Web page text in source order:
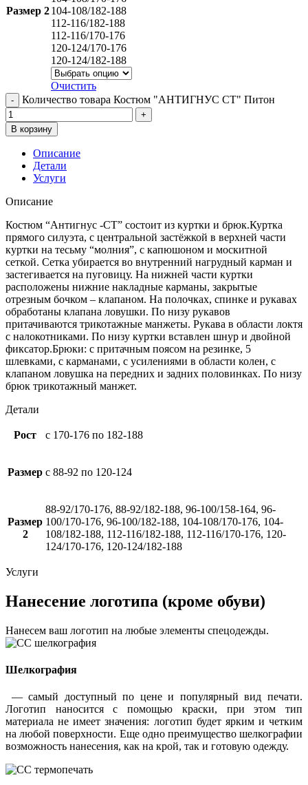
Размер 2104-108/182-188
112-116/182-188
112-116/170-176
120-124/170-176
120-124/182-188
Очистить
Количество товара Костюм "АНТИГНУС СТ" Питон
В корзину
Описание
Детали
Услуги
Описание
Костюм “Антигнус -СТ” состоит из куртки и брюк.Куртка
прямого силуэта, с центральной застёжкой в верхней части
куртки на тесьму “молния”, с капюшоном и москитной
сеткой. Сетка убирается во внутренний нагрудный карман и
застегивается на пуговицу. На нижней части куртки
расположены нижние накладные карманы, закрытые
отрезным бочком – клапаном. На полочках, спинке и рукавах
обработаны клапана ловушки. По низу рукавов
притачиваются трикотажные манжеты. Рукава в области локтя
с налокотниками. По низу куртки вставлен шнур и двойной
фиксатор.Брюки: с притачным поясом на резинке, 5
шлевками, с карманами, с усилениями в области колен, с
клапаном ловушка на передних и задних половинках. По низу
брюк трикотажный манжет.
Детали
Рост с 170-176 по 182-188
Размер с 88-92 по 120-124
Размер
2
88-92/170-176, 88-92/182-188, 96-100/158-164, 96-
100/170-176, 96-100/182-188, 104-108/170-176, 104-
108/182-188, 112-116/182-188, 112-116/170-176, 120-
124/170-176, 120-124/182-188
Услуги
Нанесение логотипа (кроме обуви)
Нанесем ваш логотип на любые элементы спецодежды.
Шелкография
— самый доступный по цене и популярный вид печати.
Логотип наносится с помощью краски, при этом тип
материала не имеет значения: логотип будет ярким и четким
на любой поверхности. Еще одно преимущество шелкографии
возможность нанесения, как на крой, так и готовую одежду.